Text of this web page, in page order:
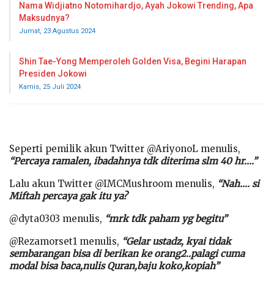
Nama Widjiatno Notomihardjo, Ayah Jokowi Trending, Apa
Maksudnya?
Jumat, 23 Agustus 2024
Shin Tae-Yong Memperoleh Golden Visa, Begini Harapan
Presiden Jokowi
Kamis, 25 Juli 2024
Seperti pemilik akun Twitter @AriyonoL menulis,
“Percaya ramalen, ibadahnya tdk diterima slm 40 hr….”
Lalu akun Twitter @IMCMushroom menulis, “Nah…. si
Miftah percaya gak itu ya?
@dyta0303 menulis, “mrk tdk paham yg begitu”
@Rezamorset1 menulis, “Gelar ustadz, kyai tidak
sembarangan bisa di berikan ke orang2..palagi cuma
modal bisa baca,nulis Quran,baju koko,kopiah”